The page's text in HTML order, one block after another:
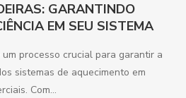
GARANTINDO
EM SEU SISTEMA
processo crucial para garantir a
sistemas de aquecimento em
Com...